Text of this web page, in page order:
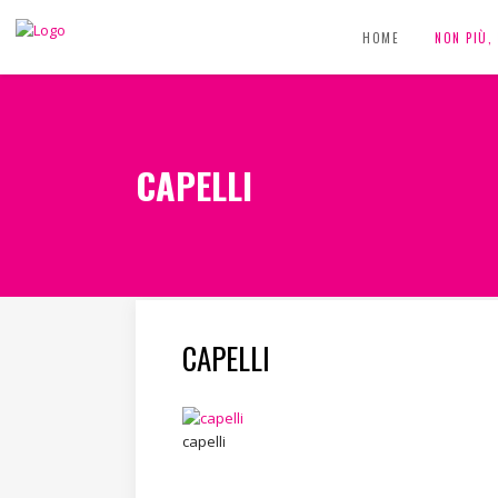
HOME NON PIÙ,
CAPELLI
CAPELLI
capelli